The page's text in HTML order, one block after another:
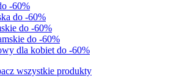
-60%
do -60%
do -60%
do -60%
dla kobiet do -60%